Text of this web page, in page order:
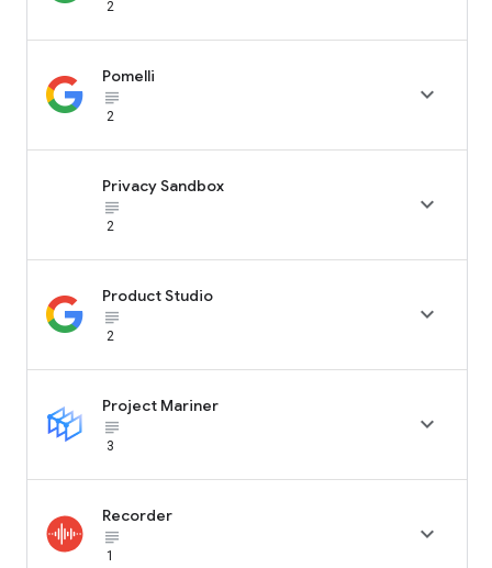
2
Pomelli
subject_black
2

Privacy Sandbox
subject_black
2

Product Studio
subject_black
2

Project Mariner
subject_black
3

Recorder
subject_black
1
